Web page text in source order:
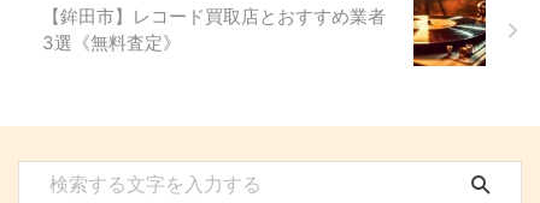
【鉾田市】レコード買取店とおすすめ業者
3選《無料査定》